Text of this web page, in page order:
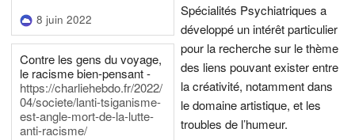
8 juin 2022
Contre les gens du voyage,
le racisme bien-pensant -
https://charliehebdo.fr/2022/
04/societe/lanti-tsiganisme-
est-angle-mort-de-la-lutte-
anti-racisme/
Spécialités Psychiatriques a
développé un intérêt particulier
pour la recherche sur le thème
des liens pouvant exister entre
la créativité, notamment dans
le domaine artistique, et les
troubles de l’humeur.